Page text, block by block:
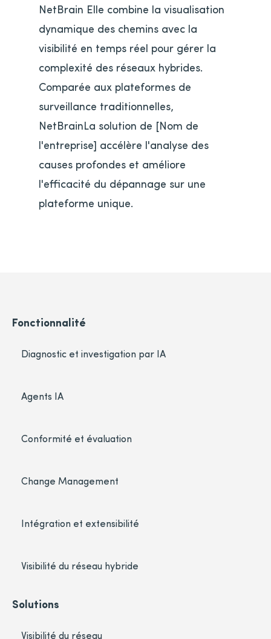
NetBrain Elle combine la visualisation
dynamique des chemins avec la
visibilité en temps réel pour gérer la
complexité des réseaux hybrides.
Comparée aux plateformes de
surveillance traditionnelles,
NetBrainLa solution de [Nom de
l'entreprise] accélère l'analyse des
causes profondes et améliore
l'efficacité du dépannage sur une
plateforme unique.
Fonctionnalité
Diagnostic et investigation par IA
Agents IA
Conformité et évaluation
Change Management
Intégration et extensibilité
Visibilité du réseau hybride
Solutions
Visibilité du réseau